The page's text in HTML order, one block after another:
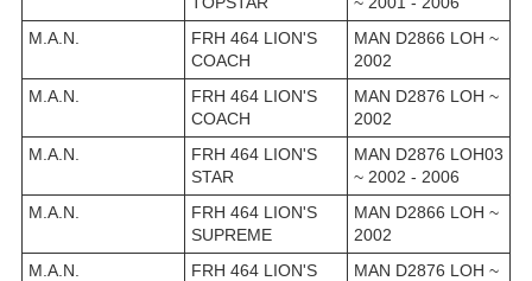
M.A.N.
FRH 464 LION'S
COACH
MAN D2866 LOH ~
2002
M.A.N.
FRH 464 LION'S
COACH
MAN D2876 LOH ~
2002
M.A.N.
FRH 464 LION'S
STAR
MAN D2876 LOH03
~ 2002 - 2006
M.A.N.
FRH 464 LION'S
SUPREME
MAN D2866 LOH ~
2002
M.A.N.
FRH 464 LION'S
MAN D2876 LOH ~